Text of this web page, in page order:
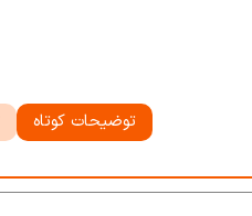
توضیحات کوتاه